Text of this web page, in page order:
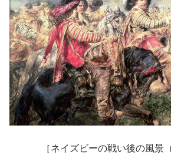
［ネイズビーの戦い後の風景